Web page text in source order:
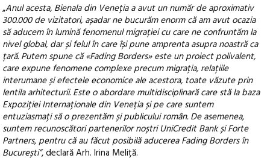
„Anul acesta, Bienala din Veneția a avut un număr de aproximativ
300.000 de vizitatori, așadar ne bucurăm enorm că am avut ocazia
să aducem în lumină fenomenul migrației cu care ne confruntăm la
nivel global, dar și felul în care își pune amprenta asupra noastră ca
țară. Putem spune că «Fading Borders» este un proiect polivalent,
care expune fenomene complexe precum migrația, relațiile
interumane și efectele economice ale acestora, toate văzute prin
lentila arhitecturii. Este o abordare multidisciplinară care stă la baza
Expoziției Internaționale din Veneția și pe care suntem
entuziasmați să o prezentăm și publicului român. De asemenea,
suntem recunoscători partenerilor noștri UniCredit Bank și Forte
Partners, pentru că au făcut posibilă aducerea Fading Borders în
București”, declară Arh. Irina Meliță.